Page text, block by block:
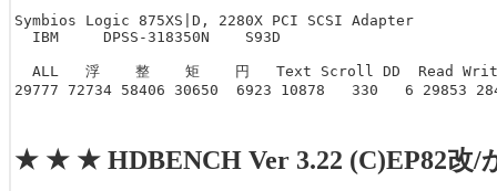
Symbios Logic 875XS|D, 2280X PCI SCSI Adapter
  IBM     DPSS-318350N    S93D
ALL   浮    整    矩    円   Text Scroll DD  Read
29777 72734 58406 30650  6923 10878   330   6 29853
★ ★ ★ HDBENCH Ver 3.22 (C)EP82